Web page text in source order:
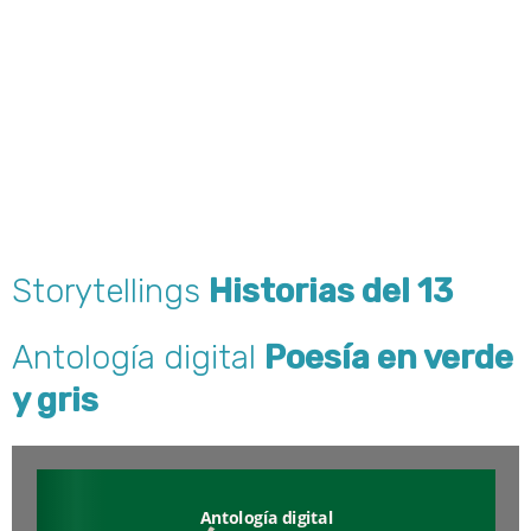
Storytellings Historias del 13
Antología digital Poesía en verde
y gris